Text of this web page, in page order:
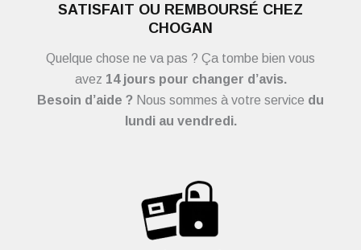
SATISFAIT OU REMBOURSÉ CHEZ
CHOGAN
Quelque chose ne va pas ? Ça tombe bien vous
avez 14 jours pour changer d’avis.
Besoin d’aide ? Nous sommes à votre service du
lundi au vendredi.